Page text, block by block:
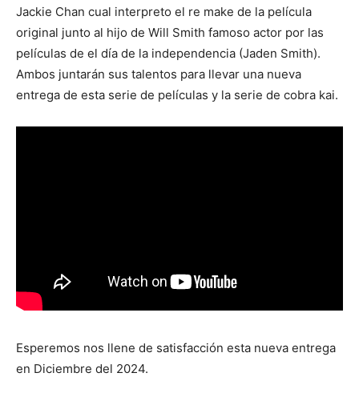
Jackie Chan cual interpreto el re make de la película
original junto al hijo de Will Smith famoso actor por las
películas de el día de la independencia (Jaden Smith).
Ambos juntarán sus talentos para llevar una nueva
entrega de esta serie de películas y la serie de cobra kai.
Esperemos nos llene de satisfacción esta nueva entrega
en Diciembre del 2024.